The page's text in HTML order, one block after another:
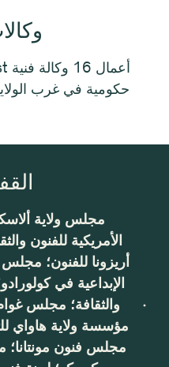
حكومية في غرب
كـالولايات المتحدة
الأمد مع
الفنون الحكومية في المنطقة.